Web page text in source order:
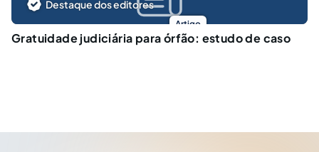
Artigo
Destaque dos editores
Gratuidade judiciária para órfão: estudo de caso